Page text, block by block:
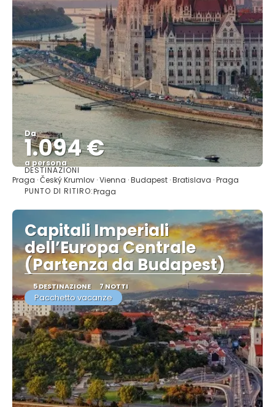
Da
1.094 €
a persona
Vedere
DESTINAZIONI
Praga · Český Krumlov · Vienna · Budapest · Bratislava · Praga
PUNTO DI RITIRO:Praga
Capitali Imperiali
dell’Europa Centrale
(Partenza da Budapest)
5 DESTINAZIONE 7 NOTTI
Pacchetto vacanze